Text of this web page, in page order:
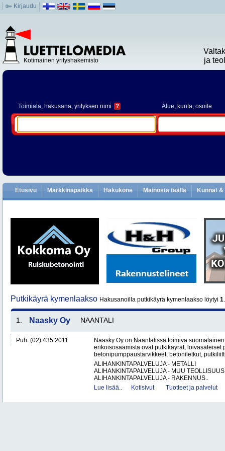
Kirjaudu
Kotimainen yrityshakemisto
ja
Toimiala, hakusana, yrityksen nimi ? Alue, kunta, osoite
Etusivu Markkinapaikka Hakukone Mainosta täällä Kunnat
Putkikäyrä kymenlaakso Hakusanoilla putkikäyrä kymenlaakso löytyi 1
1. Naasky Oy NAANTALI
Puh. (02) 435 2011
Naasky Oy on Naantalissa toimiva
erikoisosaamista ovat putkikäyrät, loivasäteiset
betonipumppaustarvikkeet, betoniletkut,
ALIHANKINTAPALVELUJA - METALLI
ALIHANKINTAPALVELUJA - MUU TEOLLISUUS
ALIHANKINTAPALVELUJA - RAKENNUS..
Lue lisää..
Kotisivut Tuotteet ja palvelut